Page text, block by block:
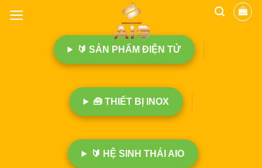
🔰 SẢN PHẨM ĐIỆN TỬ
🧰 THIẾT BỊ INOX
🔰 HỆ SINH THÁI AIO